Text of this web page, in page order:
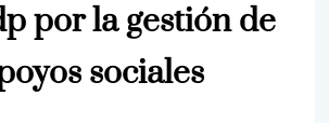
por la gestión de
sociales